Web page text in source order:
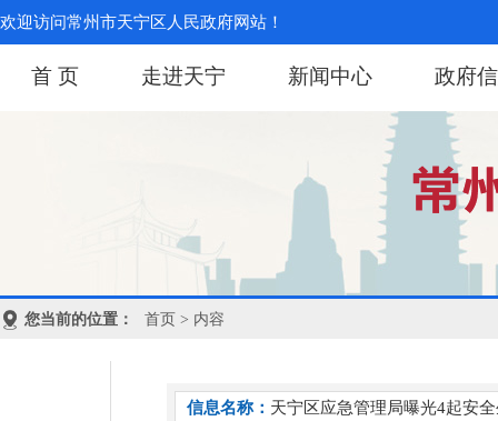
欢迎访问常州市天宁区人民政府网站！
首 页 走进天宁 新闻中心 政府
您当前的位置： 首页 > 内容
信息名称： 天宁区应急管理局曝光4起安